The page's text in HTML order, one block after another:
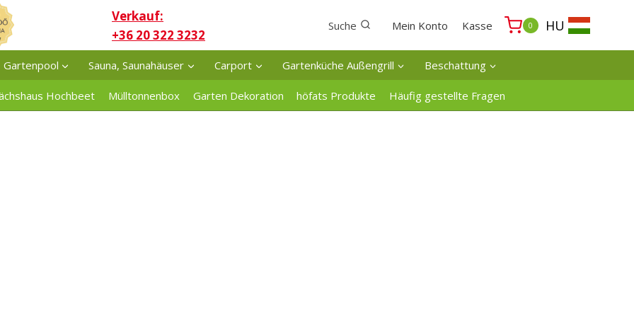
Verkauf:
+36 20 322 3232
Suche Mein Konto Kasse 0 HU
Gartenpool Sauna, Saunahäuser Carport Gartenküche Außengrill Beschattung
Hochbeet Mülltonnenbox Garten Dekoration höfats Produkte Häufig gestellte Fragen